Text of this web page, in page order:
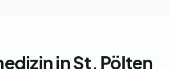
in St. Pölten